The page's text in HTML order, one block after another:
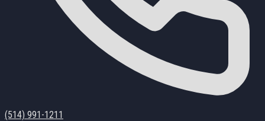
(514) 991-1211